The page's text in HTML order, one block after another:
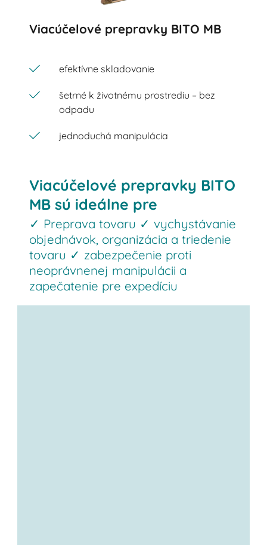
Viacúčelové prepravky BITO MB
efektívne skladovanie
šetrné k životnému prostrediu – bez
odpadu
jednoduchá manipulácia
Viacúčelové prepravky BITO
MB sú ideálne pre
✓ Preprava tovaru ✓ vychystávanie
objednávok, organizácia a triedenie
tovaru ✓ zabezpečenie proti
neoprávnenej manipulácii a
zapečatenie pre expedíciu